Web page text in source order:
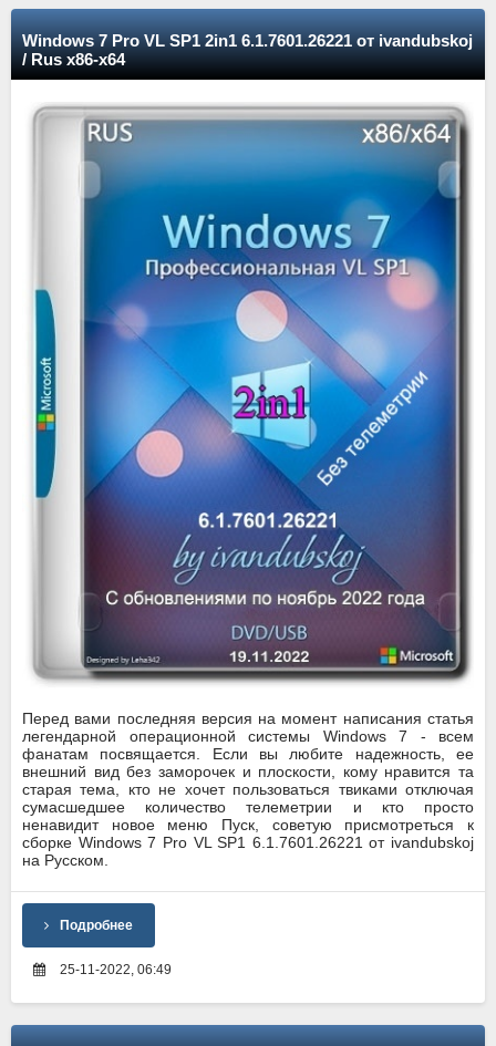
Windows 7 Pro VL SP1 2in1 6.1.7601.26221 от ivandubskoj
/ Rus x86-x64
Перед вами последняя версия на момент написания статья
легендарной операционной системы Windows 7 - всем
фанатам посвящается. Если вы любите надежность, ее
внешний вид без заморочек и плоскости, кому нравится та
старая тема, кто не хочет пользоваться твиками отключая
сумасшедшее количество телеметрии и кто просто
ненавидит новое меню Пуск, советую присмотреться к
сборке Windows 7 Pro VL SP1 6.1.7601.26221 от ivandubskoj
на Русском.
Подробнее
25-11-2022, 06:49